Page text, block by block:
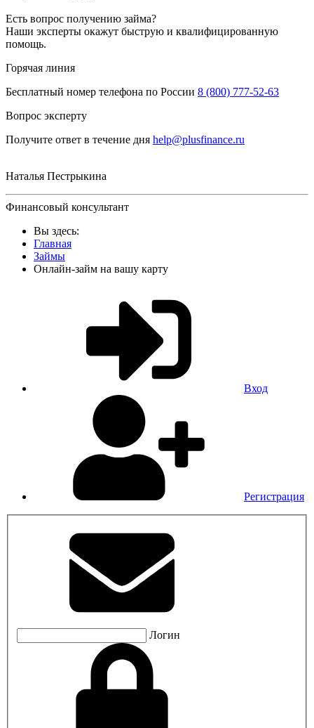
Есть вопрос получению займа?
Наши эксперты окажут быструю и квалифицированную
помощь.
Горячая линия
Бесплатный номер телефона по России 8 (800) 777-52-63
Вопрос эксперту
Получите ответ в течение дня help@plusfinance.ru
Наталья Пестрыкина
Финансовый консультант
Вы здесь:
Главная
Займы
Онлайн-займ на вашу карту
Вход
Регистрация
Логин